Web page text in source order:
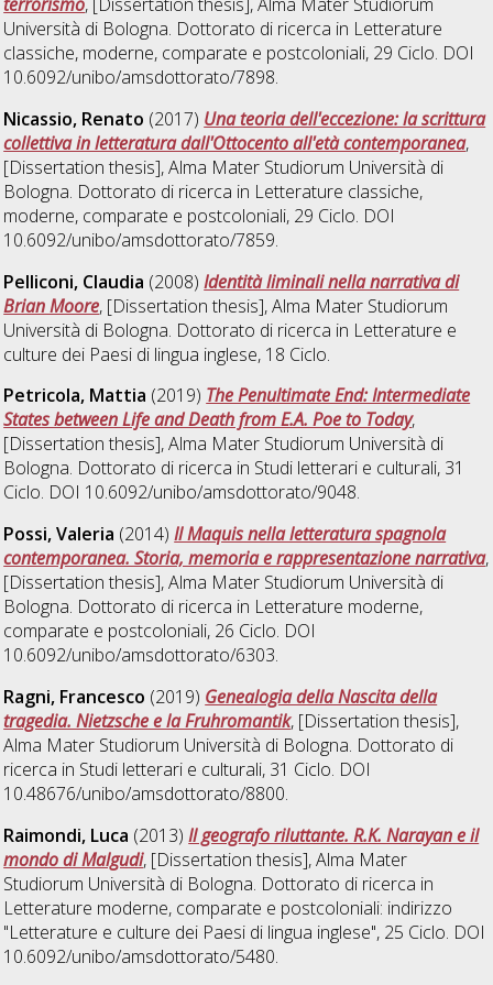
Università di Bologna. Dottorato di ricerca in Letterature
classiche, moderne, comparate e postcoloniali, 29 Ciclo. DOI
10.6092/unibo/amsdottorato/7898.
Nicassio, Renato (2017) Una teoria dell'eccezione: la scrittura
collettiva in letteratura dall'Ottocento all'età contemporanea,
[Dissertation thesis], Alma Mater Studiorum Università di
Bologna. Dottorato di ricerca in Letterature classiche,
moderne, comparate e postcoloniali, 29 Ciclo. DOI
10.6092/unibo/amsdottorato/7859.
Pelliconi, Claudia (2008)Identità liminali nella narrativa di
Brian Moore, [Dissertation thesis], Alma Mater Studiorum
Università di Bologna. Dottorato di ricerca in Letterature e
culture dei Paesi di lingua inglese, 18 Ciclo.
Petricola, Mattia (2019) The Penultimate End: Intermediate
States between Life and Death from E.A. Poe to Today,
[Dissertation thesis], Alma Mater Studiorum Università di
Bologna. Dottorato di ricerca in Studi letterari e culturali, 31
Ciclo. DOI 10.6092/unibo/amsdottorato/9048.
Possi, Valeria (2014)Il Maquis nella letteratura spagnola
contemporanea. Storia, memoria e rappresentazione narrativa,
[Dissertation thesis], Alma Mater Studiorum Università di
Bologna. Dottorato di ricerca in Letterature moderne,
comparate e postcoloniali, 26 Ciclo. DOI
10.6092/unibo/amsdottorato/6303.
Ragni, Francesco (2019) Genealogia della Nascita della
tragedia. Nietzsche e la Fruhromantik, [Dissertation thesis],
Alma Mater Studiorum Università di Bologna. Dottorato di
ricerca in Studi letterari e culturali, 31 Ciclo. DOI
10.48676/unibo/amsdottorato/8800.
Raimondi, Luca (2013)Il geografo riluttante. R.K. Narayan e il
mondo di Malgudi, [Dissertation thesis], Alma Mater
Studiorum Università di Bologna. Dottorato di ricerca in
Letterature moderne, comparate e postcoloniali: indirizzo
"Letterature e culture dei Paesi di lingua inglese", 25 Ciclo. DOI
10.6092/unibo/amsdottorato/5480.